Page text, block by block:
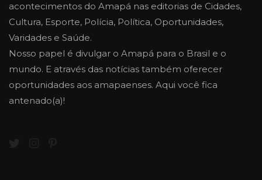
acontecimentos do Amapá nas editorias de Cidades,
Cultura, Esporte, Polícia, Política, Oportunidades,
Varidades e Saúde.
Nosso papel é divulgar o Amapá para o Brasil e o
mundo. E através das notícias também oferecer
oportunidades aos amapaenses. Aqui você fica
antenado(a)!